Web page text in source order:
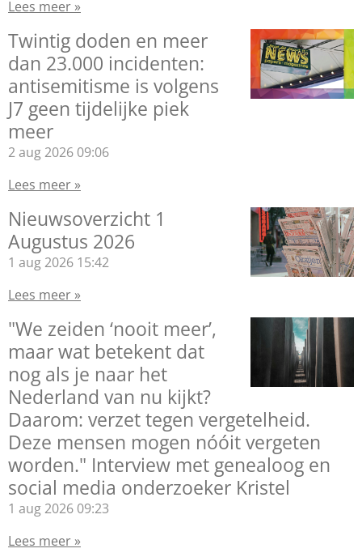
Lees meer »
Twintig doden en meer
dan 23.000 incidenten:
antisemitisme is volgens
J7 geen tijdelijke piek
meer
2 aug 2026 09:06
Lees meer »
Nieuwsoverzicht 1
Augustus 2026
1 aug 2026 15:42
Lees meer »
"We zeiden ‘nooit meer’,
maar wat betekent dat
nog als je naar het
Nederland van nu kijkt?
Daarom: verzet tegen vergetelheid.
Deze mensen mogen nóóit vergeten
worden." Interview met genealoog en
social media onderzoeker Kristel
1 aug 2026 09:23
Lees meer »